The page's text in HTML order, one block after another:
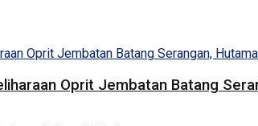
Oprit Jembatan Batang